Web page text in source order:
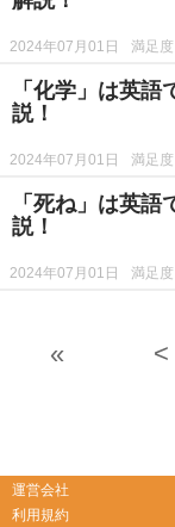
2024年07月01日 満足度
「化学」は英
説！
2024年07月01日 満足度
「死ね」は英
説！
2024年07月01日 満足度
« <
運営会社
利用規約